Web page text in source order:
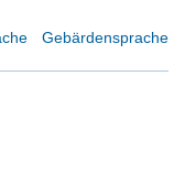
Gebärdensprache